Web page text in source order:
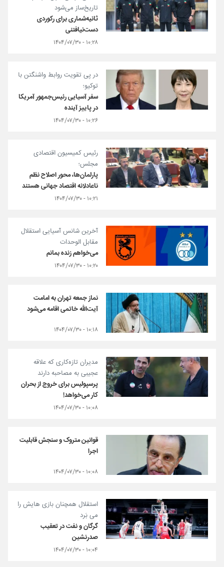
تاریخ‌ساز می‌شود
ثانیه‌شماری برای رکوردی
دست‌نیافتنی
۱۰:۲۸ - ۱۴۰۴/۰۷/۳۰
در پی تقویت روابط واشنگتن با
توکیو؛
سفر آسیایی رئیس‌جمهور آمریکا
در پاییز آینده
۱۰:۲۶ - ۱۴۰۴/۰۷/۳۰
رئیس کمیسیون اقتصادی
مجلس؛
پارلمان‌ها، محور اصلاح نظم
ناعادلانه اقتصاد جهانی هستند
۱۰:۲۱ - ۱۴۰۴/۰۷/۳۰
آخرین شانس آسیایی استقلال
مقابل الوحدات
می‌خواهم زنده بمانم
۱۰:۲۰ - ۱۴۰۴/۰۷/۳۰
نماز جمعه تهران به امامت
آیت‌الله خاتمی اقامه می‌شود
۱۰:۱۸ - ۱۴۰۴/۰۷/۳۰
مدیران تازه‌کاری که علاقه
عجیبی به مصاحبه دارند
پرسپولیس برای خروج از بحران
کار می‌خواهد!
۱۰:۰۸ - ۱۴۰۴/۰۷/۳۰
قوانین متروک و سنجش قابلیت
اجرا
۱۰:۰۸ - ۱۴۰۴/۰۷/۳۰
استقلال همچنان بازی هایش را
می بَرد
گرگان و نفت در تعقیب
صدرنشین
۱۰:۰۴ - ۱۴۰۴/۰۷/۳۰